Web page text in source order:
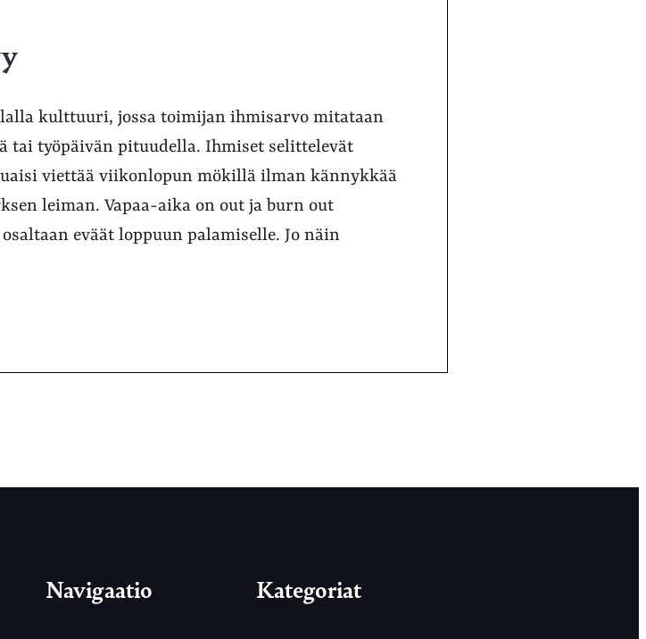
kulttuuri, jossa toimijan ihmisarvo mitataan
työpäivän pituudella. Ihmiset selittelevät
viettää viikonlopun mökillä ilman kännykkää
leiman. Vapaa-aika on out ja burn out
eväät loppuun palamiselle. Jo näin
Navigaatio Kategoriat